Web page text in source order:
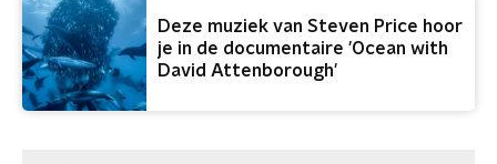
Deze muziek van Steven Price hoor
je in de documentaire 'Ocean with
David Attenborough'